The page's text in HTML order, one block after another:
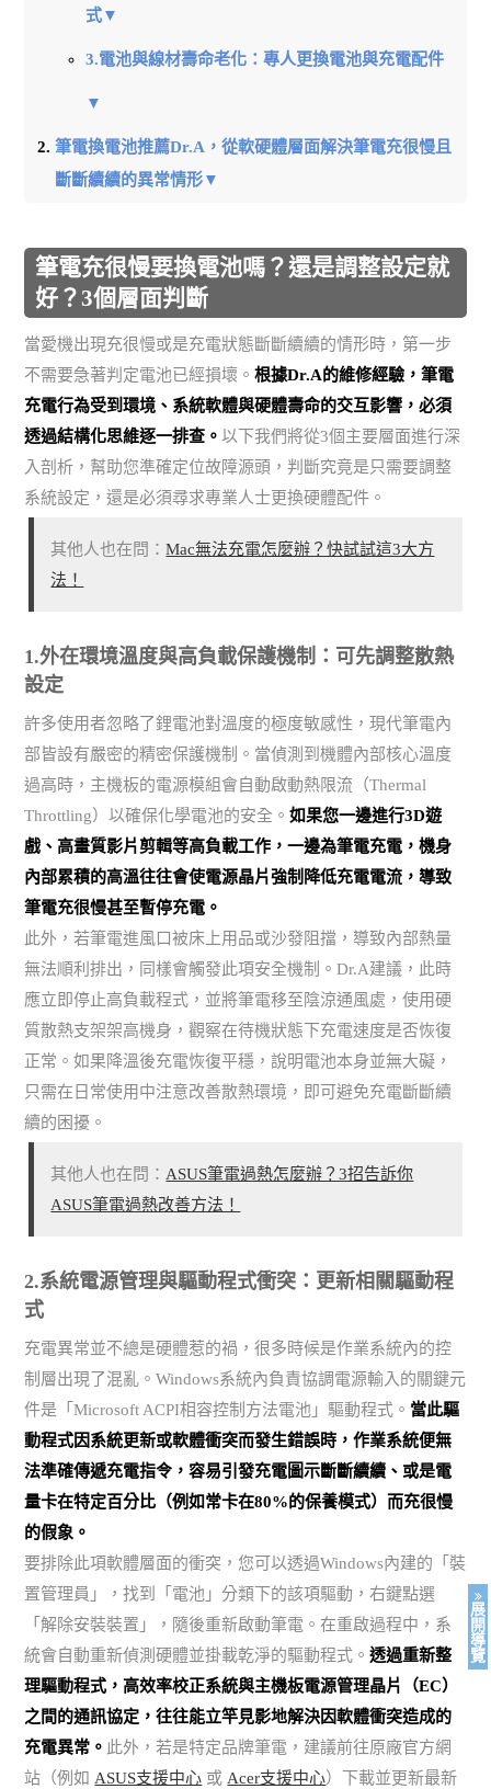
式▼
3.電池與線材壽命老化：專人更換電池與充電配件
▼
筆電換電池推薦Dr.A，從軟硬體層面解決筆電充很慢且
斷斷續續的異常情形▼
筆電充很慢要換電池嗎？還是調整設定就
好？3個層面判斷
當愛機出現充很慢或是充電狀態斷斷續續的情形時，第一步
不需要急著判定電池已經損壞。根據Dr.A的維修經驗，筆電
充電行為受到環境、系統軟體與硬體壽命的交互影響，必須
透過結構化思維逐一排查。以下我們將從3個主要層面進行深
入剖析，幫助您準確定位故障源頭，判斷究竟是只需要調整
系統設定，還是必須尋求專業人士更換硬體配件。
其他人也在問：Mac無法充電怎麼辦？快試試這3大方
法！
1.外在環境溫度與高負載保護機制：可先調整散熱
設定
許多使用者忽略了鋰電池對溫度的極度敏感性，現代筆電內
部皆設有嚴密的精密保護機制。當偵測到機體內部核心溫度
過高時，主機板的電源模組會自動啟動熱限流（Thermal
Throttling）以確保化學電池的安全。如果您一邊進行3D遊
戲、高畫質影片剪輯等高負載工作，一邊為筆電充電，機身
內部累積的高溫往往會使電源晶片強制降低充電電流，導致
筆電充很慢甚至暫停充電。
此外，若筆電進風口被床上用品或沙發阻擋，導致內部熱量
無法順利排出，同樣會觸發此項安全機制。Dr.A建議，此時
應立即停止高負載程式，並將筆電移至陰涼通風處，使用硬
質散熱支架架高機身，觀察在待機狀態下充電速度是否恢復
正常。如果降溫後充電恢復平穩，說明電池本身並無大礙，
只需在日常使用中注意改善散熱環境，即可避免充電斷斷續
續的困擾。
其他人也在問： ASUS筆電過熱怎麼辦？3招告訴你
ASUS筆電過熱改善方法！
2.系統電源管理與驅動程式衝突：更新相關驅動程
式
充電異常並不總是硬體惹的禍，很多時候是作業系統內的控
制層出現了混亂。Windows系統內負責協調電源輸入的關鍵元
件是「Microsoft ACPI相容控制方法電池」驅動程式。 當此驅
動程式因系統更新或軟體衝突而發生錯誤時，作業系統便無
法準確傳遞充電指令，容易引發充電圖示斷斷續續、或是電
量卡在特定百分比（例如常卡在80%的保養模式）而充很慢
的假象。
要排除此項軟體層面的衝突，您可以透過Windows內建的「裝
置管理員」，找到「電池」分類下的該項驅動，右鍵點選
「解除安裝裝置」，隨後重新啟動筆電。在重啟過程中，系
統會自動重新偵測硬體並掛載乾淨的驅動程式。透過重新整
理驅動程式，高效率校正系統與主機板電源管理晶片（EC）
之間的通訊協定，往往能立竿見影地解決因軟體衝突造成的
充電異常。 此外，若是特定品牌筆電，建議前往原廠官方網
站（例如ASUS支援中心 或Acer支援中心）下載並更新最新
展
開
導
覽